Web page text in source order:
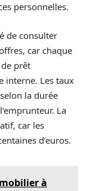
personnelles.
de consulter
car chaque
prêt
interne. Les taux
la durée
La
car les
d’euros.
à